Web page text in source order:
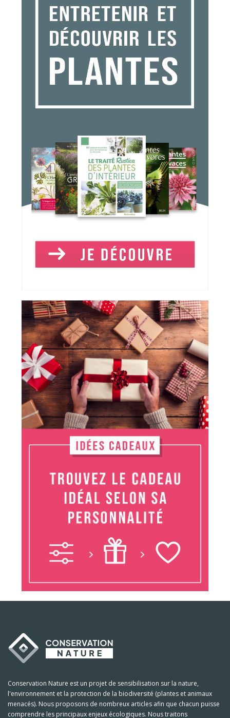
Conservation Nature est un projet de sensibilisation sur la nature,
l'environnement et la protection de la biodiversité (plantes et animaux
menacés). Nous proposons de nombreux articles afin que chacun puisse
comprendre les principaux enjeux écologiques. Nous traitons